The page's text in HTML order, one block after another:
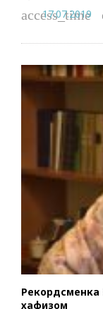
access_time
17.07.2019
Рекордсменка
хафизом